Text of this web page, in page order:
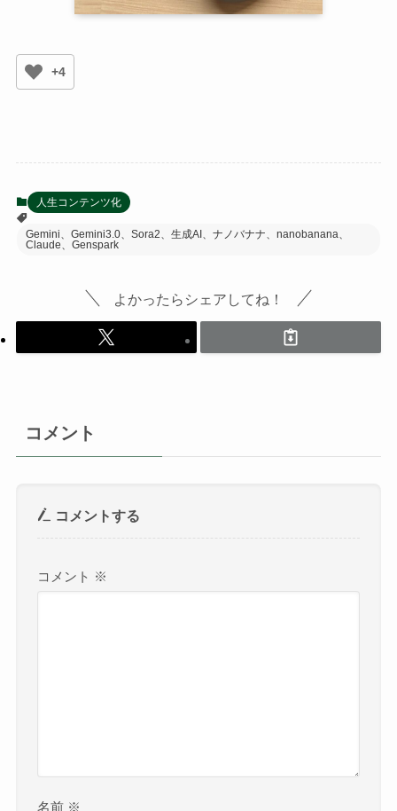
+4
人生コンテンツ化
Gemini、Gemini3.0、Sora2、生成AI、ナノバナナ、nanobanana、
Claude、Genspark
よかったらシェアしてね！
コメント
コメントする
コメント ※
名前 ※